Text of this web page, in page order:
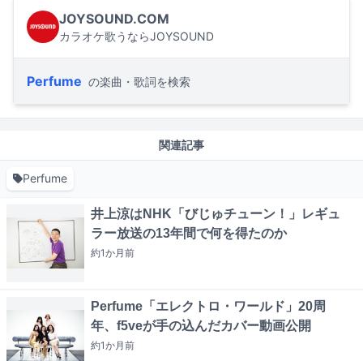
JOYSOUND.COM
カラオケ歌うならJOYSOUND
Perfume の楽曲・歌詞を検索
関連記事
Perfume
井上涼はNHK「びじゅチューン！」レギュ
ラー放送の13年間で何を得たのか
約1か月前
Perfume「エレクトロ・ワールド」20周
年、f5veが手の込んだカバー動画公開
約1か月前